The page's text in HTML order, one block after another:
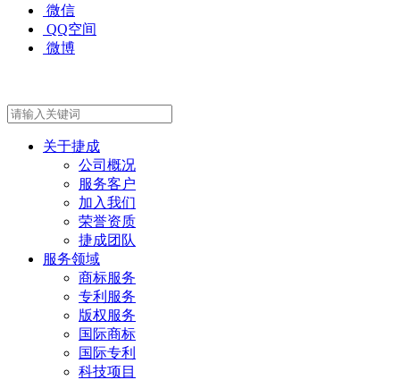
微信
QQ空间
微博
关于捷成
公司概况
服务客户
加入我们
荣誉资质
捷成团队
服务领域
商标服务
专利服务
版权服务
国际商标
国际专利
科技项目